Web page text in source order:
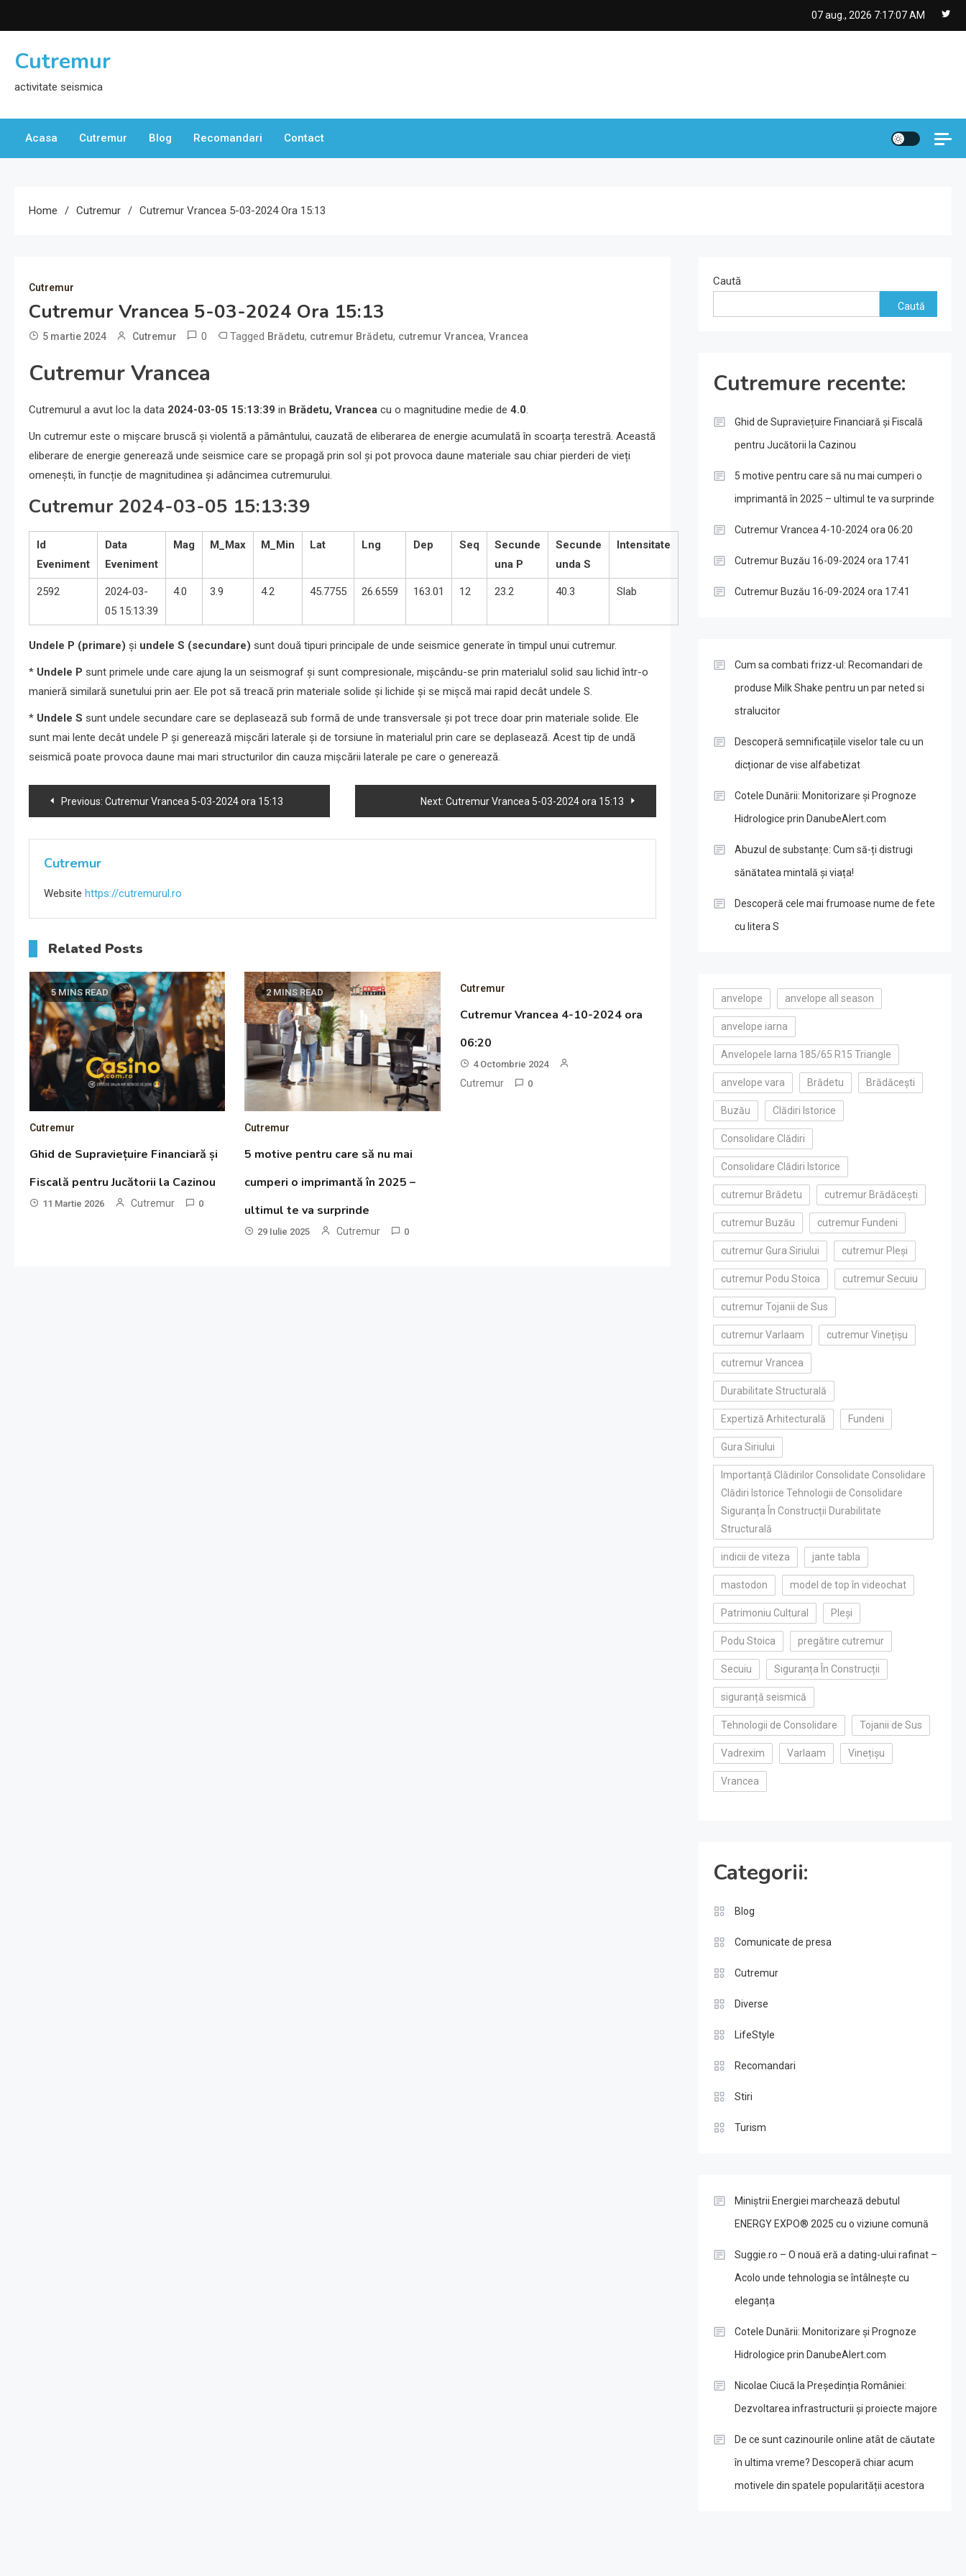
to
07 aug., 2026 7:17:08 AM
Cutremur
activitate seismica
Acasa Cutremur Blog Recomandari Contact
Home Cutremur Cutremur Vrancea 5-03-2024 Ora 15:13
Cutremur
Cutremur Vrancea 5-03-2024 Ora 15:13
5 martie 2024 Cutremur 0 Tagged Brădetu, cutremur Brădetu, cutremur Vrancea, Vrancea
Cutremur Vrancea
Cutremurul a avut loc la data 2024-03-05 15:13:39 in Brădetu, Vrancea cu o magnitudine medie de 4.0.
Un cutremur este o mișcare bruscă și violentă a pământului, cauzată de eliberarea de energie acumulată în scoarța terestră. Această
eliberare de energie generează unde seismice care se propagă prin sol și pot provoca daune materiale sau chiar pierderi de vieți
omenești, în funcție de magnitudinea și adâncimea cutremurului.
Cutremur 2024-03-05 15:13:39
Id
Eveniment
Data
Eveniment
Mag M_Max M_Min Lat Lng Dep Seq
Secunde
una P
Secunde
unda S
Intensitate
2592
2024-03-
05 15:13:39
4.0 3.9 4.2 45.7755 26.6559 163.01 12 23.2 40.3 Slab
Undele P (primare) și undele S (secundare) sunt două tipuri principale de unde seismice generate în timpul unui cutremur.
* Undele P sunt primele unde care ajung la un seismograf și sunt compresionale, mișcându-se prin materialul solid sau lichid într-o
manieră similară sunetului prin aer. Ele pot să treacă prin materiale solide și lichide și se mișcă mai rapid decât undele S.
* Undele S sunt undele secundare care se deplasează sub formă de unde transversale și pot trece doar prin materiale solide. Ele
sunt mai lente decât undele P și generează mișcări laterale și de torsiune în materialul prin care se deplasează. Acest tip de undă
seismică poate provoca daune mai mari structurilor din cauza mișcării laterale pe care o generează.
Navigare
în
articole
Previous: Cutremur Vrancea 5-03-2024 ora 15:13 Next: Cutremur Vrancea 5-03-2024 ora 15:13
Cutremur
Website https://cutremurul.ro
Related Posts
5 MINS READ
Cutremur
Ghid de Supraviețuire Financiară și
Fiscală pentru Jucătorii la Cazinou
11 Martie 2026 Cutremur 0
2 MINS READ
Cutremur
5 motive pentru care să nu mai
cumperi o imprimantă în 2025 –
ultimul te va surprinde
29 Iulie 2025 Cutremur 0
Cutremur
Cutremur Vrancea 4-10-2024 ora
06:20
4 Octombrie 2024
Cutremur 0
Caută
Caută
Cutremure recente:
Ghid de Supraviețuire Financiară și Fiscală
pentru Jucătorii la Cazinou
5 motive pentru care să nu mai cumperi o
imprimantă în 2025 – ultimul te va surprinde
Cutremur Vrancea 4-10-2024 ora 06:20
Cutremur Buzău 16-09-2024 ora 17:41
Cutremur Buzău 16-09-2024 ora 17:41
Cum sa combati frizz-ul: Recomandari de
produse Milk Shake pentru un par neted si
stralucitor
Descoperă semnificațiile viselor tale cu un
dicționar de vise alfabetizat
Cotele Dunării: Monitorizare și Prognoze
Hidrologice prin DanubeAlert.com
Abuzul de substanțe: Cum să-ți distrugi
sănătatea mintală și viața!
Descoperă cele mai frumoase nume de fete
cu litera S
anvelope anvelope all season
anvelope iarna
Anvelopele Iarna 185/65 R15 Triangle
anvelope vara Brădetu Brădăcești
Buzău Clădiri Istorice
Consolidare Clădiri
Consolidare Clădiri Istorice
cutremur Brădetu cutremur Brădăcești
cutremur Buzău cutremur Fundeni
cutremur Gura Siriului cutremur Pleși
cutremur Podu Stoica cutremur Secuiu
cutremur Tojanii de Sus
cutremur Varlaam cutremur Vinețișu
cutremur Vrancea
Durabilitate Structurală
Expertiză Arhitecturală Fundeni
Gura Siriului
Importanță Clădirilor Consolidate Consolidare
Clădiri Istorice Tehnologii de Consolidare
Siguranța În Construcții Durabilitate
Structurală
indicii de viteza jante tabla
mastodon model de top în videochat
Patrimoniu Cultural Pleși
Podu Stoica pregătire cutremur
Secuiu Siguranța În Construcții
siguranță seismică
Tehnologii de Consolidare Tojanii de Sus
Vadrexim Varlaam Vinețișu
Vrancea
Categorii:
Blog
Comunicate de presa
Cutremur
Diverse
LifeStyle
Recomandari
Stiri
Turism
Miniștrii Energiei marchează debutul
ENERGY EXPO® 2025 cu o viziune comună
Suggie.ro – O nouă eră a dating-ului rafinat –
Acolo unde tehnologia se întâlnește cu
eleganța
Cotele Dunării: Monitorizare și Prognoze
Hidrologice prin DanubeAlert.com
Nicolae Ciucă la Președinția României:
Dezvoltarea infrastructurii și proiecte majore
De ce sunt cazinourile online atât de căutate
în ultima vreme? Descoperă chiar acum
motivele din spatele popularității acestora